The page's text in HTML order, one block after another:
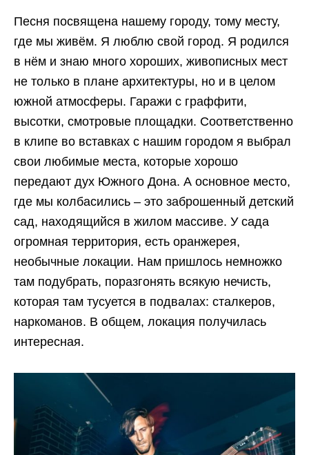
Песня посвящена нашему городу, тому месту,
где мы живём. Я люблю свой город. Я родился
в нём и знаю много хороших, живописных мест
не только в плане архитектуры, но и в целом
южной атмосферы. Гаражи с граффити,
высотки, смотровые площадки. Соответственно
в клипе во вставках с нашим городом я выбрал
свои любимые места, которые хорошо
передают дух Южного Дона. А основное место,
где мы колбасились – это заброшенный детский
сад, находящийся в жилом массиве. У сада
огромная территория, есть оранжерея,
необычные локации. Нам пришлось немножко
там подубрать, поразгонять всякую нечисть,
которая там тусуется в подвалах: сталкеров,
наркоманов. В общем, локация получилась
интересная.